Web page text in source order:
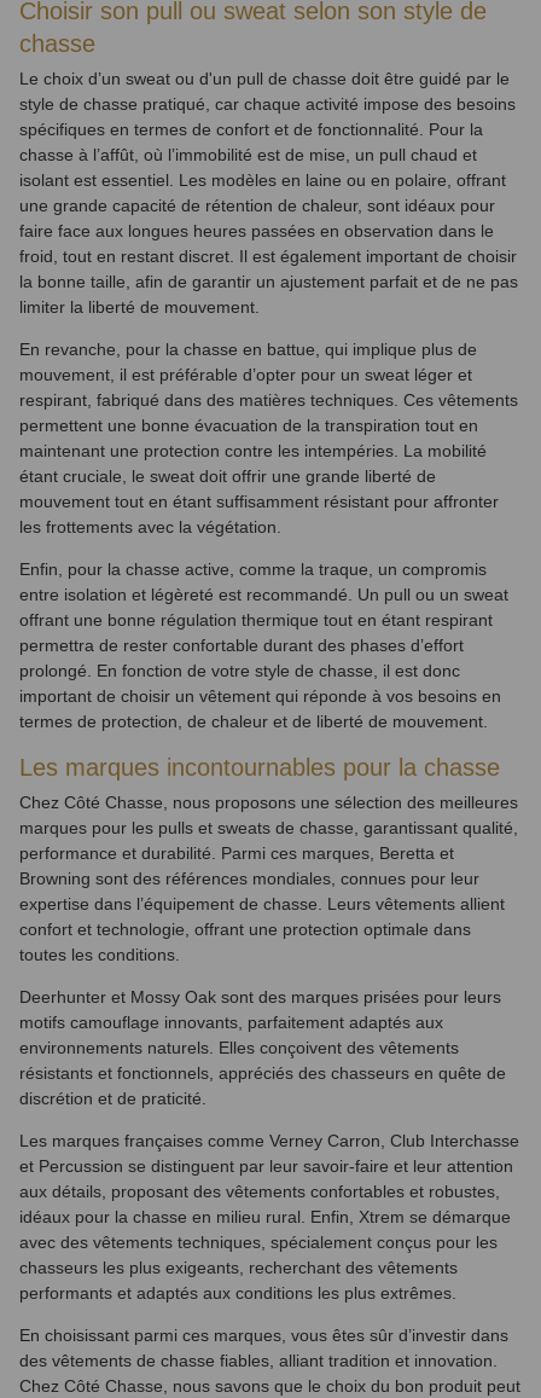
Choisir son pull ou sweat selon son style de
chasse
Le choix d’un sweat ou d'un pull de chasse doit être guidé par le
style de chasse pratiqué, car chaque activité impose des besoins
spécifiques en termes de confort et de fonctionnalité. Pour la
chasse à l’affût, où l’immobilité est de mise, un pull chaud et
isolant est essentiel. Les modèles en laine ou en polaire, offrant
une grande capacité de rétention de chaleur, sont idéaux pour
faire face aux longues heures passées en observation dans le
froid, tout en restant discret. Il est également important de choisir
la bonne taille, afin de garantir un ajustement parfait et de ne pas
limiter la liberté de mouvement.
En revanche, pour la chasse en battue, qui implique plus de
mouvement, il est préférable d’opter pour un sweat léger et
respirant, fabriqué dans des matières techniques. Ces vêtements
permettent une bonne évacuation de la transpiration tout en
maintenant une protection contre les intempéries. La mobilité
étant cruciale, le sweat doit offrir une grande liberté de
mouvement tout en étant suffisamment résistant pour affronter
les frottements avec la végétation.
Enfin, pour la chasse active, comme la traque, un compromis
entre isolation et légèreté est recommandé. Un pull ou un sweat
offrant une bonne régulation thermique tout en étant respirant
permettra de rester confortable durant des phases d’effort
prolongé. En fonction de votre style de chasse, il est donc
important de choisir un vêtement qui réponde à vos besoins en
termes de protection, de chaleur et de liberté de mouvement.
Les marques incontournables pour la chasse
Chez Côté Chasse, nous proposons une sélection des meilleures
marques pour les pulls et sweats de chasse, garantissant qualité,
performance et durabilité. Parmi ces marques, Beretta et
Browning sont des références mondiales, connues pour leur
expertise dans l’équipement de chasse. Leurs vêtements allient
confort et technologie, offrant une protection optimale dans
toutes les conditions.
Deerhunter et Mossy Oak sont des marques prisées pour leurs
motifs camouflage innovants, parfaitement adaptés aux
environnements naturels. Elles conçoivent des vêtements
résistants et fonctionnels, appréciés des chasseurs en quête de
discrétion et de praticité.
Les marques françaises comme Verney Carron, Club Interchasse
et Percussion se distinguent par leur savoir-faire et leur attention
aux détails, proposant des vêtements confortables et robustes,
idéaux pour la chasse en milieu rural. Enfin, Xtrem se démarque
avec des vêtements techniques, spécialement conçus pour les
chasseurs les plus exigeants, recherchant des vêtements
performants et adaptés aux conditions les plus extrêmes.
En choisissant parmi ces marques, vous êtes sûr d’investir dans
des vêtements de chasse fiables, alliant tradition et innovation.
Chez Côté Chasse, nous savons que le choix du bon produit peut